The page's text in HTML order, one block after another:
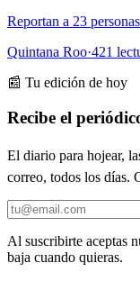
Reportan a 23
Quintana Roo·421
📰 Tu edición de hoy
Recibe el
El diario para hojear,
correo, todos los días.
Al suscribirte aceptas
baja cuando quieras.